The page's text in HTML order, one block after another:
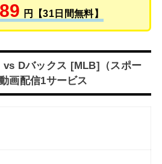
円【31日間無料】
vs Dバックス [MLB]（スポー
画配信1サービス